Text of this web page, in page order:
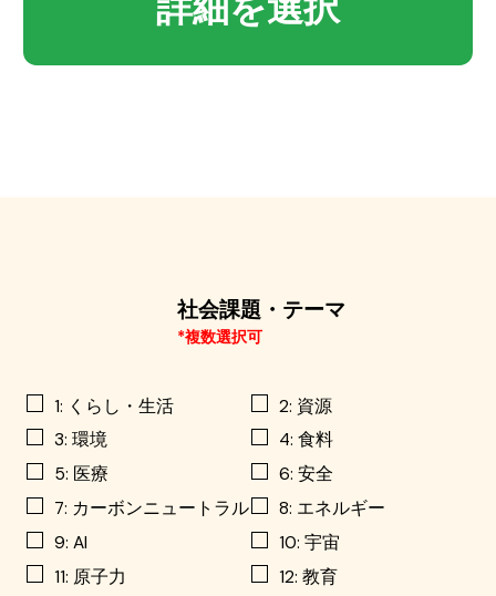
社会課題・テーマ
*複数選択可
1: くらし・生活
2: 資源
3: 環境
4: 食料
5: 医療
6: 安全
7: カーボンニュートラル
8: エネルギー
9: AI
10: 宇宙
11: 原子力
12: 教育